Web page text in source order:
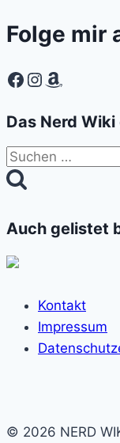
Folge mir
Facebook
Instagram
Amazon
Das Nerd
Suchen
nach:
Auch gelistet
Kontakt
Impressum
© 2026 NERD